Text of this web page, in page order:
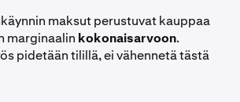
maksut perustuvat kauppaa
marginaalin kokonaisarvoon.
pidetään tilillä, ei vähennetä tästä